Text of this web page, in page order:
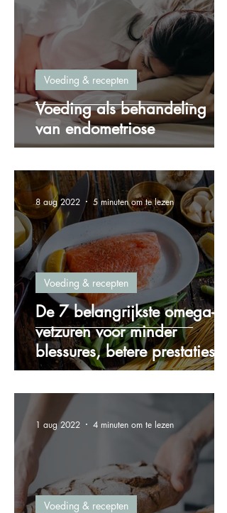
Voeding als behandeling
van endometriose
Voeding & recepten
De 7 belangrijkste omega-3
vetzuren voor minder
blessures, betere prestaties
en meer energie!
Voeding & recepten
8 aug 2022 5 minuten om te lezen
Voeding & recepten
1 aug 2022 4 minuten om te lezen